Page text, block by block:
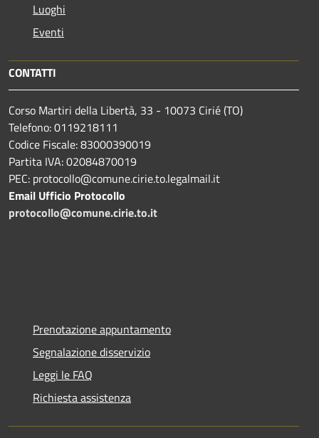
Luoghi
Eventi
CONTATTI
Corso Martiri della Libertà, 33 - 10073 Cirié (TO)
Telefono: 0119218111
Codice Fiscale: 83000390019
Partita IVA: 02084870019
PEC: protocollo@comune.cirie.to.legalmail.it
Email Ufficio Protocollo
protocollo@comune.cirie.to.it
Prenotazione appuntamento
Segnalazione disservizio
Leggi le FAQ
Richiesta assistenza